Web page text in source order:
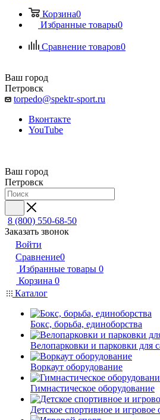
Корзина0
Избранные товары0
Сравнение товаров0
Ваш город
Петровск
torpedo@spektr-sport.ru
Вконтакте
YouTube
Ваш город
Петровск
8 (800) 550-68-50
Заказать звонок
Войти
Сравнение0
Избранные товары 0
Корзина 0
Каталог
Бокс, борьба, единоборства
Велопарковки и парковки для
Воркаут оборудование
Гимнастическое оборудование
Детское спортивное и игровое